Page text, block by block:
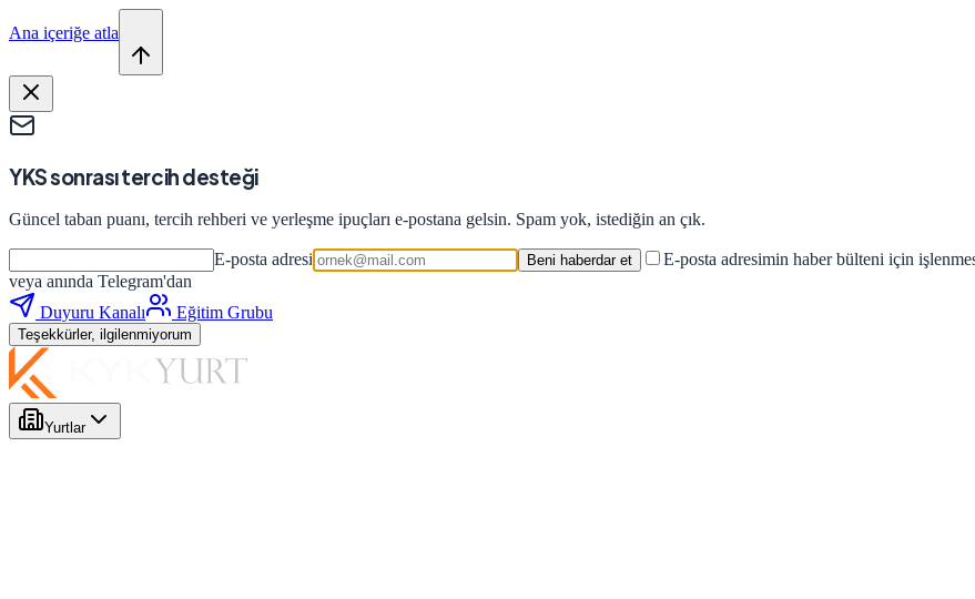
Ana içeriğe atla
YKS sonrası tercih desteği
Güncel taban puanı, tercih rehberi ve yerleşme ipuçları e-postana gelsin. Spam yok, istediğin an çık.
E-posta adresi Beni haberdar et E-posta adresimin haber bülteni için
veya anında Telegram'dan
Duyuru Kanalı
Eğitim Grubu
Teşekkürler, ilgilenmiyorum
Yurtlar